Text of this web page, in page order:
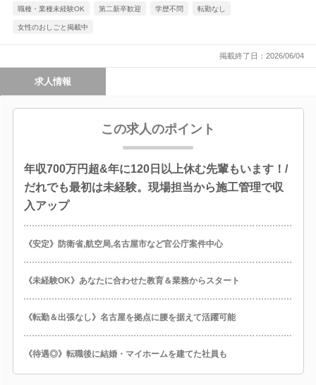
職種・業種未経験OK 第二新卒歓迎 学歴不問 転勤なし
女性のおしごと掲載中
掲載終了日：2026/06/04
求人情報
この求人のポイント
年収700万円超&年に120日以上休む先輩もいます！/
だれでも最初は未経験。現場担当から施工管理で収
入アップ
《安定》防衛省,航空局,名古屋市など官公庁案件中心
《未経験OK》あなたに合わせた教育＆業務からスタート
《転勤＆出張なし》名古屋を拠点に腰を据えて活躍可能
《待遇◎》転職後に結婚・マイホームを建てた社員も